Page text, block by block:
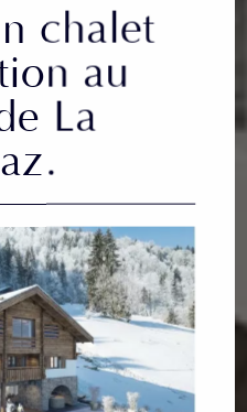
foncier et
foncier Partenaires
chalet
au
La